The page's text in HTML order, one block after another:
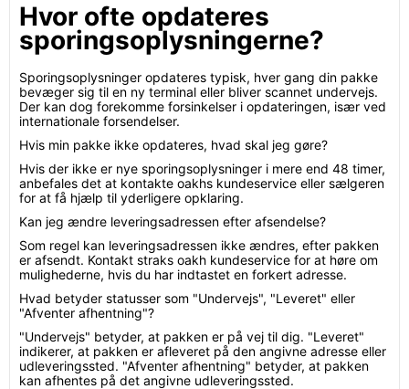
Hvor ofte opdateres
sporingsoplysningerne?
Sporingsoplysninger opdateres typisk, hver gang din pakke
bevæger sig til en ny terminal eller bliver scannet undervejs.
Der kan dog forekomme forsinkelser i opdateringen, især ved
internationale forsendelser.
Hvis min pakke ikke opdateres, hvad skal jeg gøre?
Hvis der ikke er nye sporingsoplysninger i mere end 48 timer,
anbefales det at kontakte oakhs kundeservice eller sælgeren
for at få hjælp til yderligere opklaring.
Kan jeg ændre leveringsadressen efter afsendelse?
Som regel kan leveringsadressen ikke ændres, efter pakken
er afsendt. Kontakt straks oakh kundeservice for at høre om
mulighederne, hvis du har indtastet en forkert adresse.
Hvad betyder statusser som "Undervejs", "Leveret" eller
"Afventer afhentning"?
"Undervejs" betyder, at pakken er på vej til dig. "Leveret"
indikerer, at pakken er afleveret på den angivne adresse eller
udleveringssted. "Afventer afhentning" betyder, at pakken
kan afhentes på det angivne udleveringssted.